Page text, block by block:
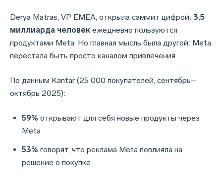
Derya Matras, VP EMEA, открыла саммит цифрой: 3,5
миллиарда человек ежедневно пользуются
продуктами Meta. Но главная мысль была другой: Meta
перестала быть просто каналом привлечения.
По данным Kantar (25 000 покупателей, сентябрь–
октябрь 2025):
59% открывают для себя новые продукты через
Meta
53% говорят, что реклама Meta повлияла на
решение о покупке